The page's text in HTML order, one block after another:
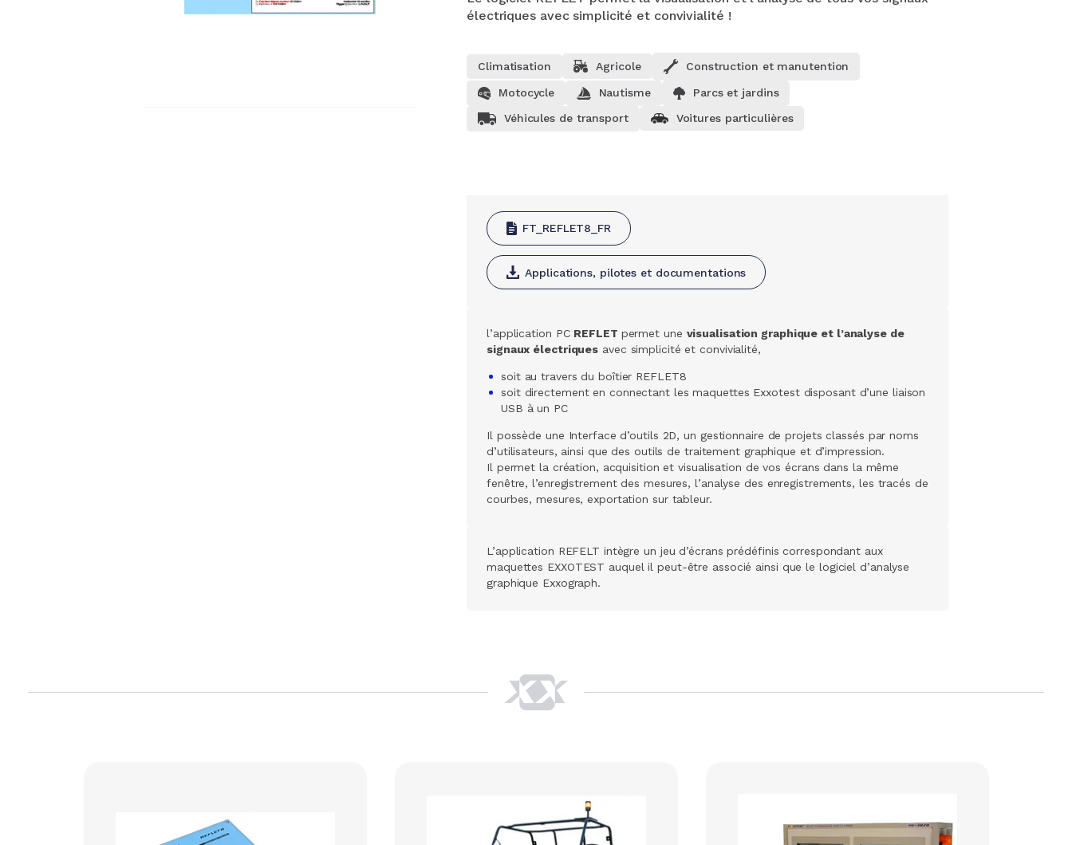
électriques avec simplicité et convivialité !
Climatisation Agricole Construction et manutention
Motocycle Nautisme
Parcs et jardins
Véhicules de transport
Voitures particulières
FT_REFLET8_FR
Applications, pilotes et documentations
l’application PC REFLET permet une visualisation graphique et l’analyse de
signaux électriques avec simplicité et convivialité,
soit au travers du boîtier REFLET8
soit directement en connectant les maquettes Exxotest disposant d’une liaison
USB à un PC
Il possède une Interface d’outils 2D, un gestionnaire de projets classés par noms
d’utilisateurs, ainsi que des outils de traitement graphique et d’impression.
Il permet la création, acquisition et visualisation de vos écrans dans la même
fenêtre, l’enregistrement des mesures, l’analyse des enregistrements, les tracés de
courbes, mesures, exportation sur tableur.
L’application REFELT intègre un jeu d’écrans prédéfinis correspondant aux
maquettes EXXOTEST auquel il peut-être associé ainsi que le logiciel d’analyse
graphique Exxograph.